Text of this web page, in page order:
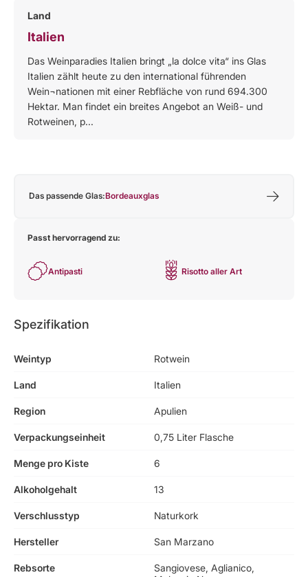
Land
Italien
Das Weinparadies Italien bringt „la dolce vita“ ins Glas
Italien zählt heute zu den international führenden
Wein¬nationen mit einer Rebfläche von rund 694.300
Hektar. Man findet ein breites Angebot an Weiß- und
Rotweinen, p...
Das passende Glas:Bordeauxglas
Passt hervorragend zu:
Antipasti Risotto aller Art
Spezifikation
Weintyp Rotwein
Land Italien
Region Apulien
Verpackungseinheit 0,75 Liter Flasche
Menge pro Kiste 6
Alkoholgehalt 13
Verschlusstyp Naturkork
Hersteller San Marzano
Rebsorte
Sangiovese, Aglianico,